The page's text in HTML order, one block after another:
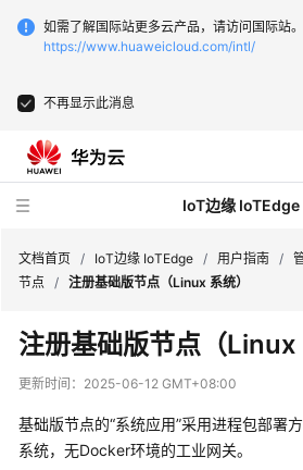
如需了解国际站更多云产品，请访问国际站。
https://www.huaweicloud.com/intl/
不再显示此消息
IoT边缘 IoTEdge
新
动
产
文档首页 / IoT边缘 IoTEdge / 用户指南 /
节点
/ 注册基础版节点（Linux 系统）
注册基础版节点（Linux
更新时间： 2025-06-12 GMT+08:00
基础版节点的“系统应用”采用进程包部署
系统，无Docker环境的工业网关。